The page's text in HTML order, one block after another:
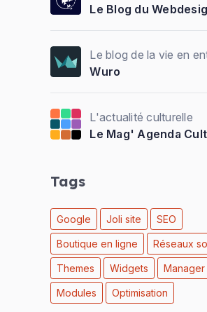
Le Blog du
Le blog de la vie en
Wuro
L'actualité culturelle
Le Mag' Agenda
Tags
Google Joli site SEO
Boutique en ligne Réseaux
Themes Widgets Manager
Modules Optimisation